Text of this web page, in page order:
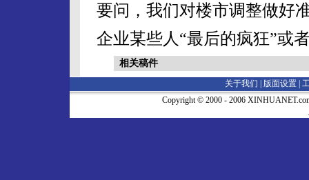
要问，我们对楼市调整做好
企业某些人“最后的疯狂”或
相关稿件
关于我们 | 版面设置
Copyright © 2000 - 2006